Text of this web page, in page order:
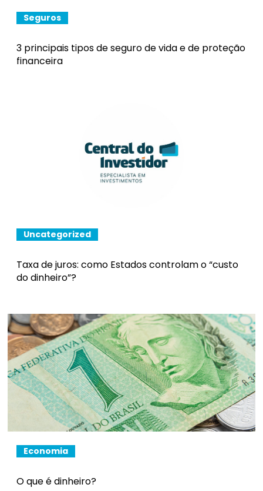
Seguros
3 principais tipos de seguro de vida e de proteção
financeira
Uncategorized
Taxa de juros: como Estados controlam o “custo
do dinheiro”?
Economia
O que é dinheiro?